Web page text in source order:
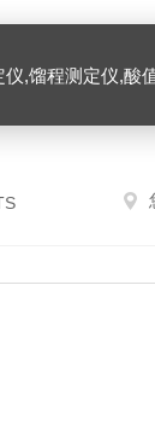
,馏程测定仪,酸